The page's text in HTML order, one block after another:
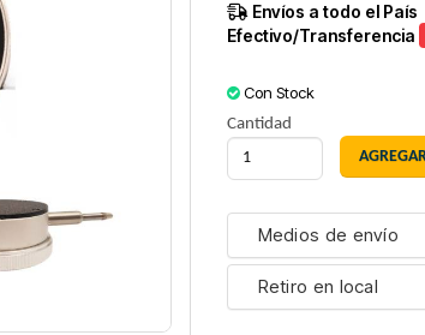
Envíos a todo el País
Efectivo/Transferencia
Con Stock
Cantidad
Medios de envío
Retiro en local